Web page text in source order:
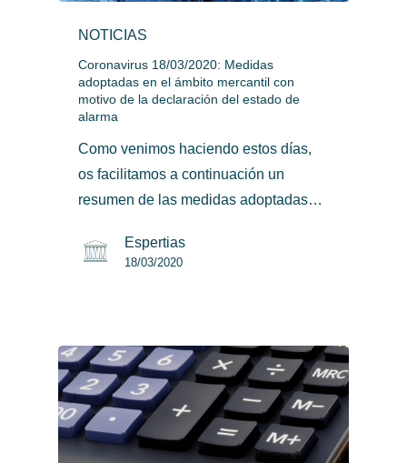
NOTICIAS
Coronavirus 18/03/2020: Medidas
adoptadas en el ámbito mercantil con
motivo de la declaración del estado de
alarma
Como venimos haciendo estos días,
os facilitamos a continuación un
resumen de las medidas adoptadas…
Espertias
18/03/2020